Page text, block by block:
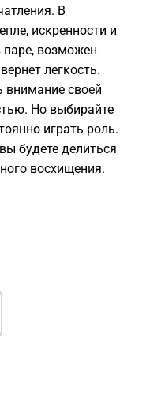
В
искренности и
возможен
легкость.
внимание своей
Но выбирайте
играть роль.
будете делиться
восхищения.